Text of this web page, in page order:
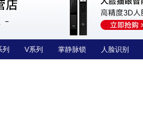
列 V系列 掌静脉锁 人脸识别